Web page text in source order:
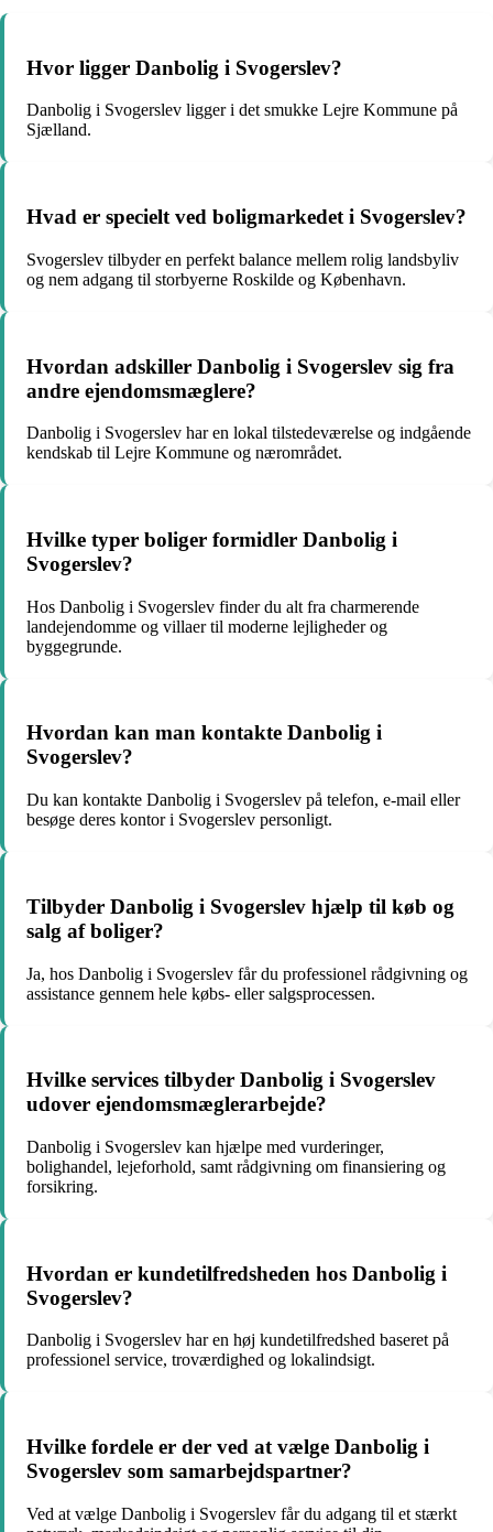
Hvor ligger Danbolig i Svogerslev?
Danbolig i Svogerslev ligger i det smukke Lejre Kommune på
Sjælland.
Hvad er specielt ved boligmarkedet i Svogerslev?
Svogerslev tilbyder en perfekt balance mellem rolig landsbyliv
og nem adgang til storbyerne Roskilde og København.
Hvordan adskiller Danbolig i Svogerslev sig fra
andre ejendomsmæglere?
Danbolig i Svogerslev har en lokal tilstedeværelse og indgående
kendskab til Lejre Kommune og nærområdet.
Hvilke typer boliger formidler Danbolig i
Svogerslev?
Hos Danbolig i Svogerslev finder du alt fra charmerende
landejendomme og villaer til moderne lejligheder og
byggegrunde.
Hvordan kan man kontakte Danbolig i
Svogerslev?
Du kan kontakte Danbolig i Svogerslev på telefon, e-mail eller
besøge deres kontor i Svogerslev personligt.
Tilbyder Danbolig i Svogerslev hjælp til køb og
salg af boliger?
Ja, hos Danbolig i Svogerslev får du professionel rådgivning og
assistance gennem hele købs- eller salgsprocessen.
Hvilke services tilbyder Danbolig i Svogerslev
udover ejendomsmæglerarbejde?
Danbolig i Svogerslev kan hjælpe med vurderinger,
bolighandel, lejeforhold, samt rådgivning om finansiering og
forsikring.
Hvordan er kundetilfredsheden hos Danbolig i
Svogerslev?
Danbolig i Svogerslev har en høj kundetilfredshed baseret på
professionel service, troværdighed og lokalindsigt.
Hvilke fordele er der ved at vælge Danbolig i
Svogerslev som samarbejdspartner?
Ved at vælge Danbolig i Svogerslev får du adgang til et stærkt